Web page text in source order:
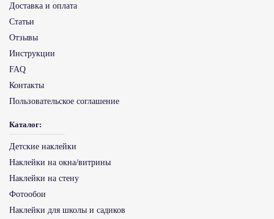
Доставка и оплата
Статьи
Отзывы
Инструкции
FAQ
Контакты
Пользовательское соглашение
Каталог:
Детские наклейки
Наклейки на окна/витрины
Наклейки на стену
Фотообои
Наклейки для школы и садиков